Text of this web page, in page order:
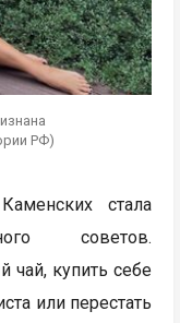
РФ)
стала
советов.
чай, купить себе
или перестать